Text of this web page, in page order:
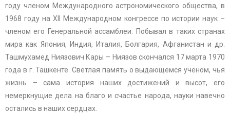
году членом Международного астрономического общества, в
1968 году на XII Международном конгрессе по истории наук –
членом его Генеральной ассамблеи. Побывал в таких странах
мира как Япония, Индия, Италия, Болгария, Афганистан и др.
Ташмухамед Ниязович Кары – Ниязов скончался 17 марта 1970
года в г. Ташкенте. Светлая память о выдающемся ученом, чья
жизнь – сама история наших достижений и высот, его
немеркнущие дела на благо и счастье народа, науки навечно
остались в наших сердцах.